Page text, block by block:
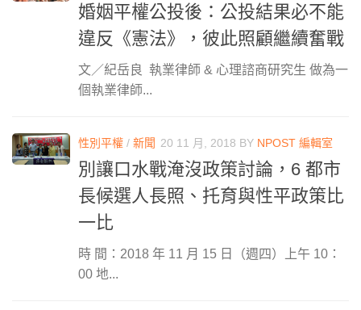
婚姻平權公投後：公投結果必不能
違反《憲法》，彼此照顧繼續奮戰
文／紀岳良 執業律師 & 心理諮商研究生 做為一
個執業律師...
性別平權 / 新聞 20 11 月, 2018 BY NPOST 編輯室
別讓口水戰淹沒政策討論，6 都市
長候選人長照、托育與性平政策比
一比
時 間：2018 年 11 月 15 日（週四）上午 10：
00 地...